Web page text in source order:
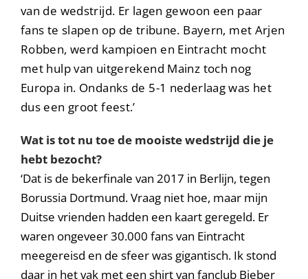
van de wedstrijd. Er lagen gewoon een paar
fans te slapen op de tribune. Bayern, met Arjen
Robben, werd kampioen en Eintracht mocht
met hulp van uitgerekend Mainz toch nog
Europa in. Ondanks de 5-1 nederlaag was het
dus een groot feest.’
Wat is tot nu toe de mooiste wedstrijd die je
hebt bezocht?
‘Dat is de bekerfinale van 2017 in Berlijn, tegen
Borussia Dortmund. Vraag niet hoe, maar mijn
Duitse vrienden hadden een kaart geregeld. Er
waren ongeveer 30.000 fans van Eintracht
meegereisd en de sfeer was gigantisch. Ik stond
daar in het vak met een shirt van fanclub Bieber